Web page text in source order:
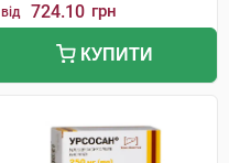
від 724.10 грн
КУПИТИ